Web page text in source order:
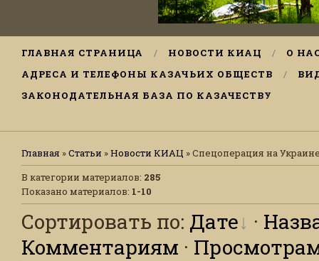
ГЛАВНАЯ СТРАНИЦА НОВОСТИ КИАЦ
О
АДРЕСА И ТЕЛЕФОНЫ КАЗАЧЬИХ ОБЩЕСТВ
ЗАКОНОДАТЕЛЬНАЯ БАЗА ПО КАЗАЧЕСТВУ
Главная »Статьи »Новости КИАЦ » Спецоперация на
В категории материалов: 285
Показано материалов: 1-10
Сортировать по: Дате ·
Комментариям ·